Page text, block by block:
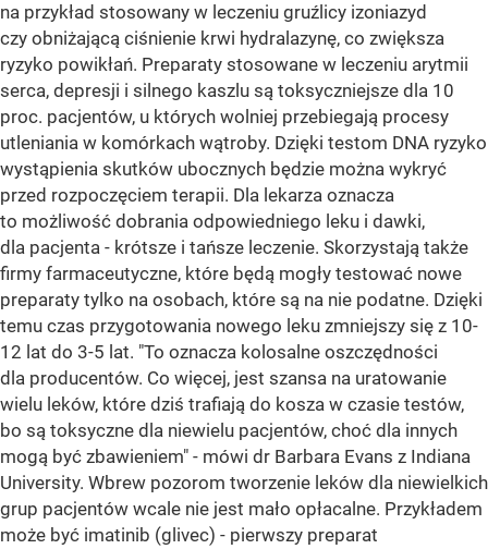
na przykład stosowany w leczeniu gruźlicy izoniazyd
czy obniżającą ciśnienie krwi hydralazynę, co zwiększa
ryzyko powikłań. Preparaty stosowane w leczeniu arytmii
serca, depresji i silnego kaszlu są toksyczniejsze dla 10
proc. pacjentów, u których wolniej przebiegają procesy
utleniania w komórkach wątroby. Dzięki testom DNA ryzyko
wystąpienia skutków ubocznych będzie można wykryć
przed rozpoczęciem terapii. Dla lekarza oznacza
to możliwość dobrania odpowiedniego leku i dawki,
dla pacjenta - krótsze i tańsze leczenie. Skorzystają także
firmy farmaceutyczne, które będą mogły testować nowe
preparaty tylko na osobach, które są na nie podatne. Dzięki
temu czas przygotowania nowego leku zmniejszy się z 10-
12 lat do 3-5 lat. "To oznacza kolosalne oszczędności
dla producentów. Co więcej, jest szansa na uratowanie
wielu leków, które dziś trafiają do kosza w czasie testów,
bo są toksyczne dla niewielu pacjentów, choć dla innych
mogą być zbawieniem" - mówi dr Barbara Evans z Indiana
University. Wbrew pozorom tworzenie leków dla niewielkich
grup pacjentów wcale nie jest mało opłacalne. Przykładem
może być imatinib (glivec) - pierwszy preparat